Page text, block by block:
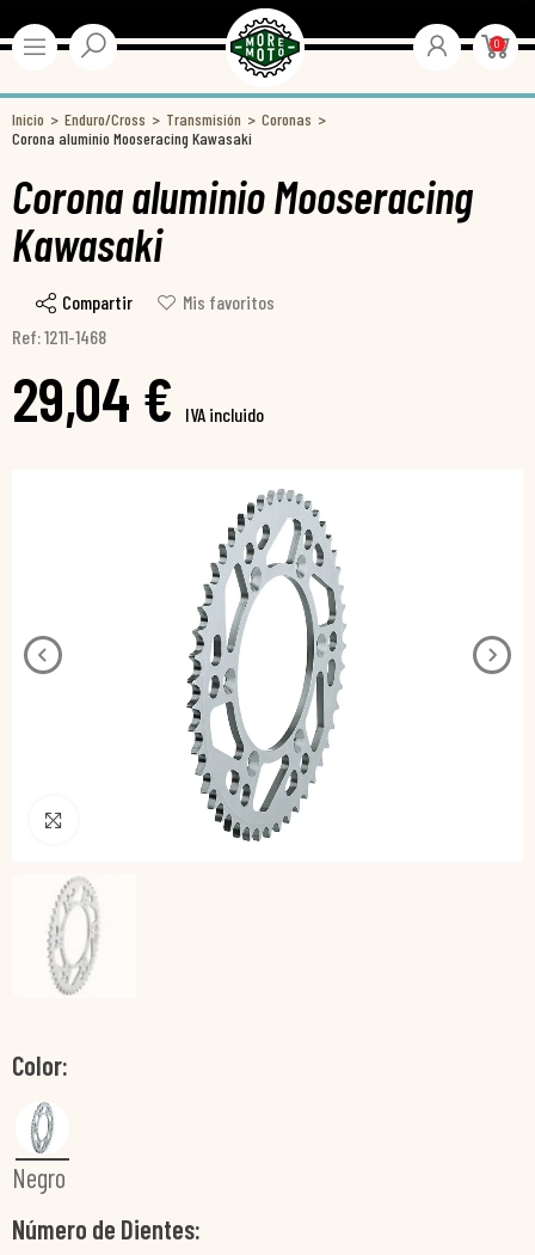
0
Inicio Enduro/Cross Transmisión
Coronas
Corona aluminio Mooseracing Kawasaki
Corona aluminio Mooseracing
Kawasaki
Compartir
Mis favoritos
Ref: 1211-1468
29,04 € IVA incluido
Pincha para agrandar
Color
Negro
Número de Dientes